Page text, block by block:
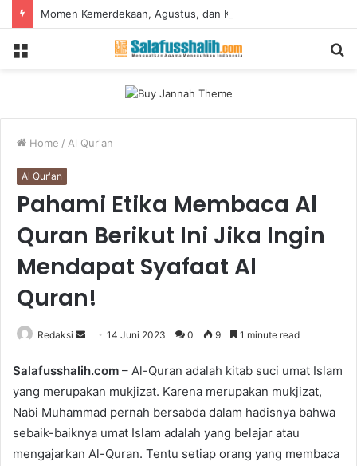
Home / Al Qur'an
Al Qur'an
Pahami Etika Membaca Al
Quran Berikut Ini Jika Ingin
Mendapat Syafaat Al
Quran!
Redaksi
n
d
a
n
14 Juni 2023 0 9 1 minute read
Salafusshalih.com – Al-Quran adalah kitab suci umat Islam
yang merupakan mukjizat. Karena merupakan mukjizat,
Nabi Muhammad pernah bersabda dalam hadisnya bahwa
sebaik-baiknya umat Islam adalah yang belajar atau
mengajarkan Al-Quran. Tentu setiap orang yang membaca